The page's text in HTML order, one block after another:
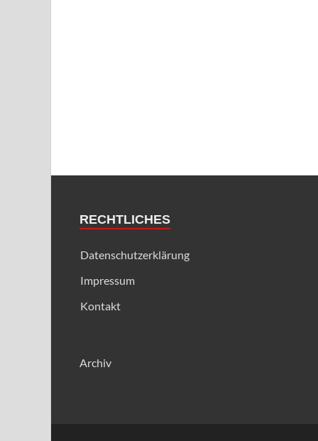
RECHTLICHES
Datenschutzerklärung
Impressum
Kontakt
Archiv